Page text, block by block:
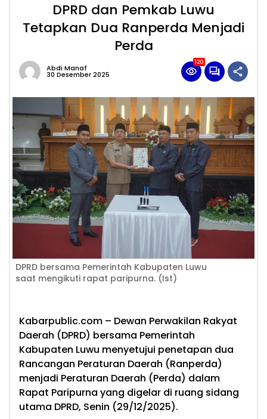
DPRD dan Pemkab Luwu
Tetapkan Dua Ranperda Menjadi
Perda
Abdi Manaf
30 Desember 2025
120
DPRD bersama Pemerintah Kabupaten Luwu
saat mengikuti rapat paripurna. (Ist)
Kabarpublic.com – Dewan Perwakilan Rakyat
Daerah (DPRD) bersama Pemerintah
Kabupaten Luwu menyetujui penetapan dua
Rancangan Peraturan Daerah (Ranperda)
menjadi Peraturan Daerah (Perda) dalam
Rapat Paripurna yang digelar di ruang sidang
utama DPRD, Senin (29/12/2025).